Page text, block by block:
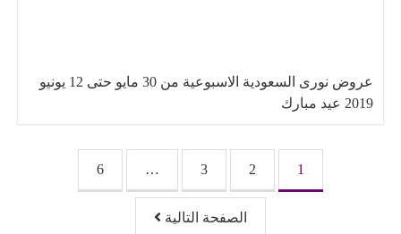
عروض نورى السعودية الاسبوعية من 30 مايو حتى 12 يونيو
2019 عيد مبارك
تصفّح المقالات
1
2
3
…
6
الصفحة التالية